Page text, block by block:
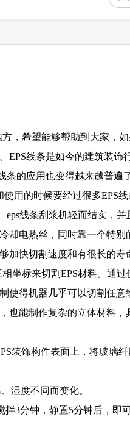
，希望能够帮助到大家，
EPS线条是如今的建筑装饰
的应用也变得越来越普遍
用的时候要经过很多EPS
线条刮浆机轻而结实，
却电热丝，同时靠一个特别
加快切割速度和有很长的寿
坐标来切割EPS材料。通
使得机器几乎可以切割任
能制作复杂的立体材料，
装饰构件表面上，将玻璃
湿度不同而变化。
3分钟，静置5分钟后，即可